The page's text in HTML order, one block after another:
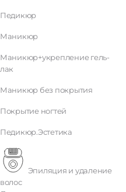
Педикюр
Маникюр
Маникюр+укрепление гель-
лак
Маникюр без покрытия
Покрытие ногтей
Педикюр.Эстетика
волос